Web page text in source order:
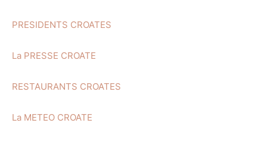
PRESIDENTS CROATES
La PRESSE CROATE
RESTAURANTS CROATES
La METEO CROATE